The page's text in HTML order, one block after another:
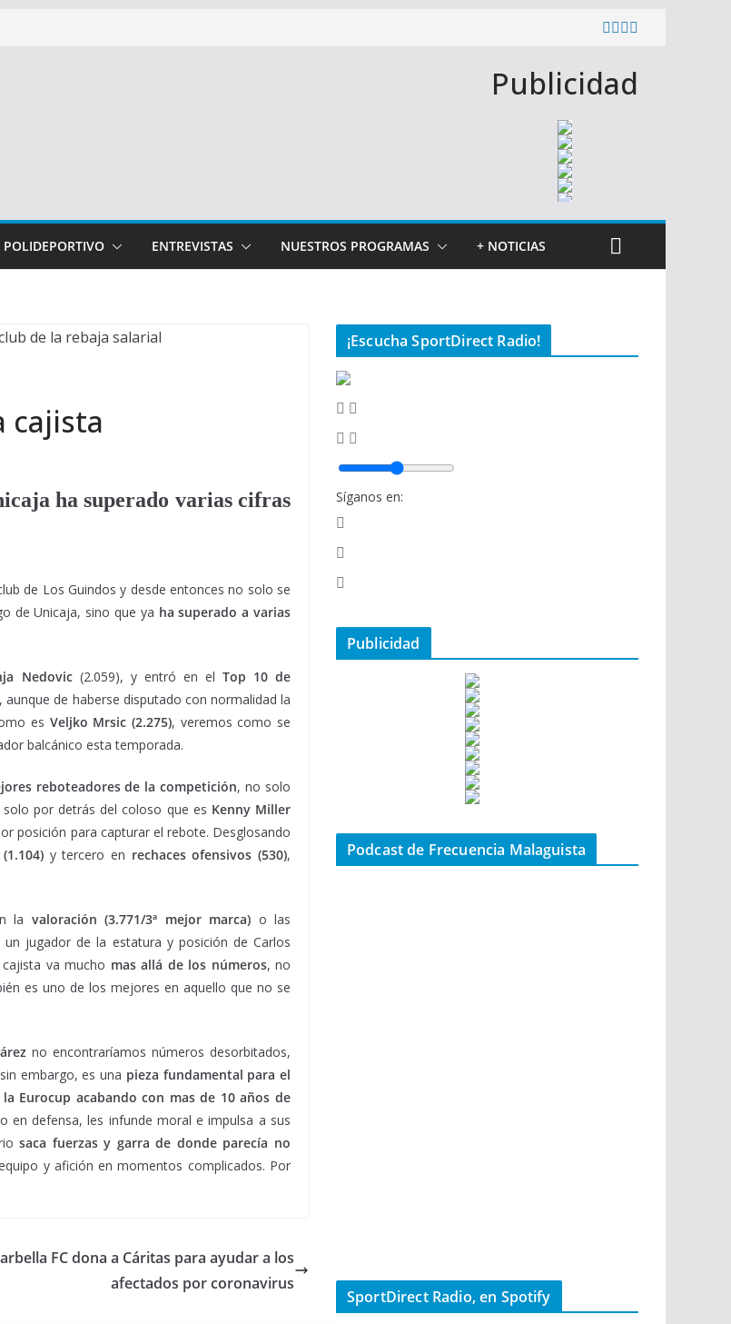
Publicidad
POLIDEPORTIVO ENTREVISTAS NUESTROS PROGRAMAS + NOTICIAS
cajista
ha superado varias cifras
de Los Guindos y desde entonces no solo se
de Unicaja, sino que ya ha superado a varias
Nedovic(2.059), y entró en el Top 10 de
, aunque de haberse disputado con normalidad la
es Veljko Mrsic (2.275), veremos como se
balcánico esta temporada.
reboteadores de la competición, no solo
por detrás del coloso que es Kenny Miller
posición para capturar el rebote. Desglosando
y tercero en rechaces ofensivos (530),
la valoración (3.771/3ª mejor marca) o las
jugador de la estatura y posición de Carlos
cajista va mucho mas allá de los números, no
es uno de los mejores en aquello que no se
no encontraríamos números desorbitados,
embargo, es una pieza fundamental para el
Eurocup acabando con mas de 10 años de
en defensa, les infunde moral e impulsa a sus
saca fuerzas y garra de donde parecía no
y afición en momentos complicados. Por
FC dona a Cáritas para ayudar a los
afectados por coronavirus
¡Escucha SportDirect Radio!
Síganos en:
Publicidad
Podcast de Frecuencia Malaguista
SportDirect Radio, en Spotify